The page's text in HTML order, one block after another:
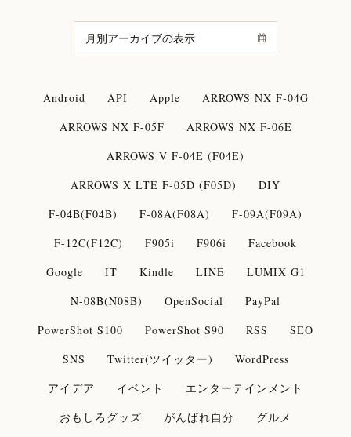
Android API Apple
ARROWS NX F-04G
ARROWS NX F-05F
ARROWS NX F-06E
ARROWS V F-04E (F04E)
ARROWS X LTE F-05D (F05D)
DIY
F-04B(F04B)
F-08A(F08A)
F-09A(F09A)
F-12C(F12C)
F905i F906i
Facebook
Google
IT Kindle LINE
LUMIX G1
N-08B(N08B)
OpenSocial
PayPal
PowerShot S100
PowerShot S90 RSS
SEO
SNS
Twitter(ツイッター)
WordPress
アイデア
イベント
エンターテインメント
おもしろグッズ
がんばれ自分
グルメ